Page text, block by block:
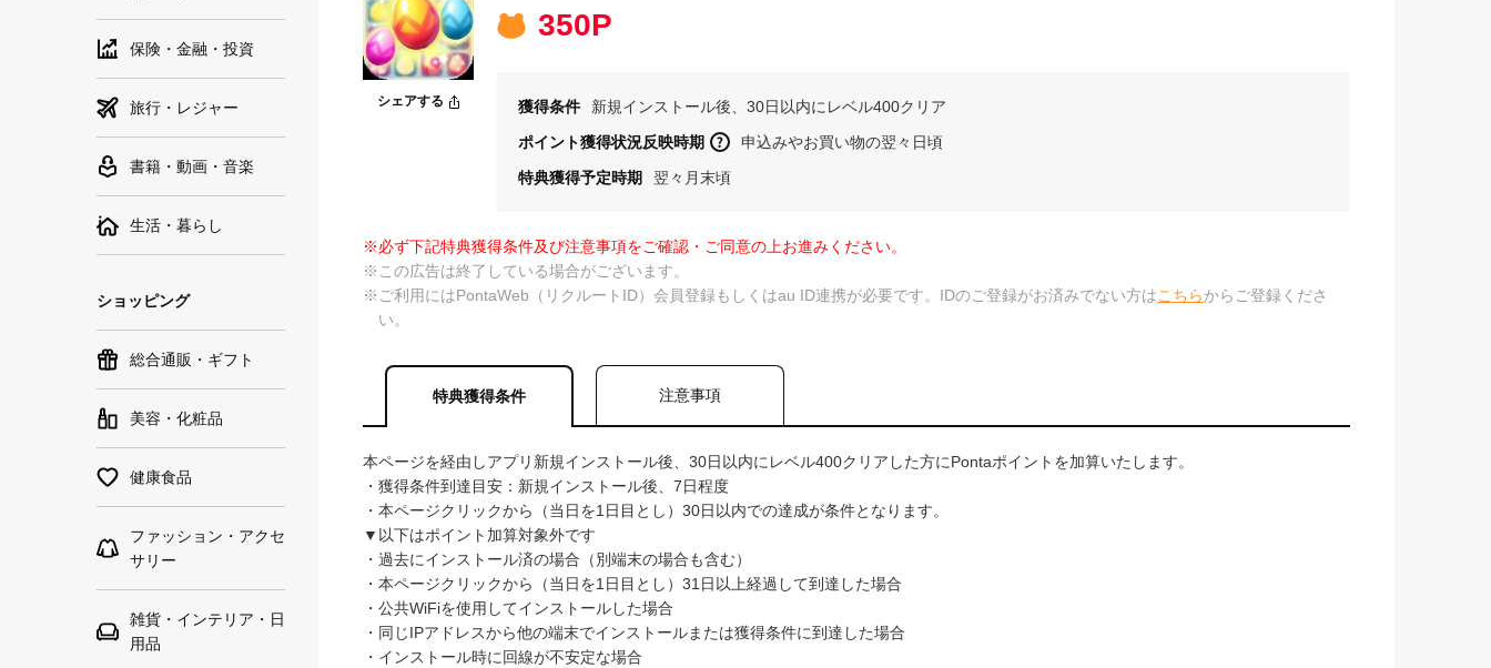
保険・金融・投資
旅行・レジャー
書籍・動画・音楽
生活・暮らし
ショッピング
総合通販・ギフト
美容・化粧品
健康食品
ファッション・アクセ
サリー
雑貨・インテリア・日
用品
シェアする
350P
獲得条件
新規インストール後、30日以内にレベル400クリア
ポイント獲得状況反映時期
申込みやお買い物の翌々日頃
特典獲得予定時期
翌々月末頃
※必ず下記特典獲得条件及び注意事項をご確認・ご同意の上お進みください。
※この広告は終了している場合がございます。
※ご利用にはPontaWeb（リクルートID）会員登録もしくはau ID連携が必要です。IDのご登録がお済みでない方はこちらからご登録くださ
い。
特典獲得条件 注意事項
本ページを経由しアプリ新規インストール後、30日以内にレベル400クリアした方にPontaポイントを加算いたします。
・獲得条件到達目安：新規インストール後、7日程度
・本ページクリックから（当日を1日目とし）30日以内での達成が条件となります。
▼以下はポイント加算対象外です
・過去にインストール済の場合（別端末の場合も含む）
・本ページクリックから（当日を1日目とし）31日以上経過して到達した場合
・公共WiFiを使用してインストールした場合
・同じIPアドレスから他の端末でインストールまたは獲得条件に到達した場合
・インストール時に回線が不安定な場合